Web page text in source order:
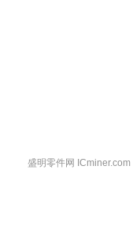
盛明零件网 ICminer.com